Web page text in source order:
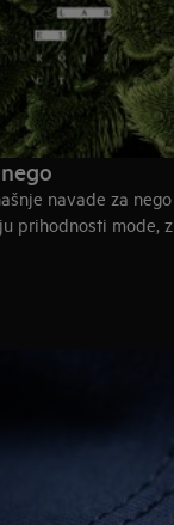
navade za
prihodnosti mode,